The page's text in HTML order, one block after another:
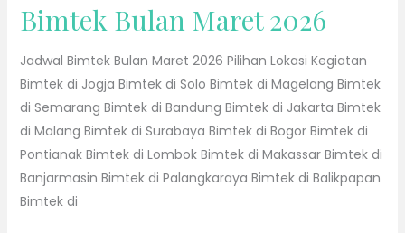
Bimtek Bulan Maret 2026
Jadwal Bimtek Bulan Maret 2026 Pilihan Lokasi Kegiatan
Bimtek di Jogja Bimtek di Solo Bimtek di Magelang Bimtek
di Semarang Bimtek di Bandung Bimtek di Jakarta Bimtek
di Malang Bimtek di Surabaya Bimtek di Bogor Bimtek di
Pontianak Bimtek di Lombok Bimtek di Makassar Bimtek di
Banjarmasin Bimtek di Palangkaraya Bimtek di Balikpapan
Bimtek di